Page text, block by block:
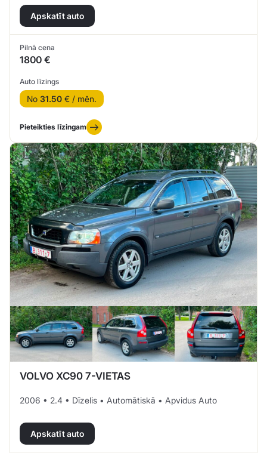
Apskatīt auto
Pilnā cena
1800 €
Auto līzings
No 31.50 € / mēn.
Pieteikties līzingam
VOLVO XC90 7-VIETAS
2006 • 2.4 • Dīzelis • Automātiskā • Apvidus Auto
Apskatīt auto